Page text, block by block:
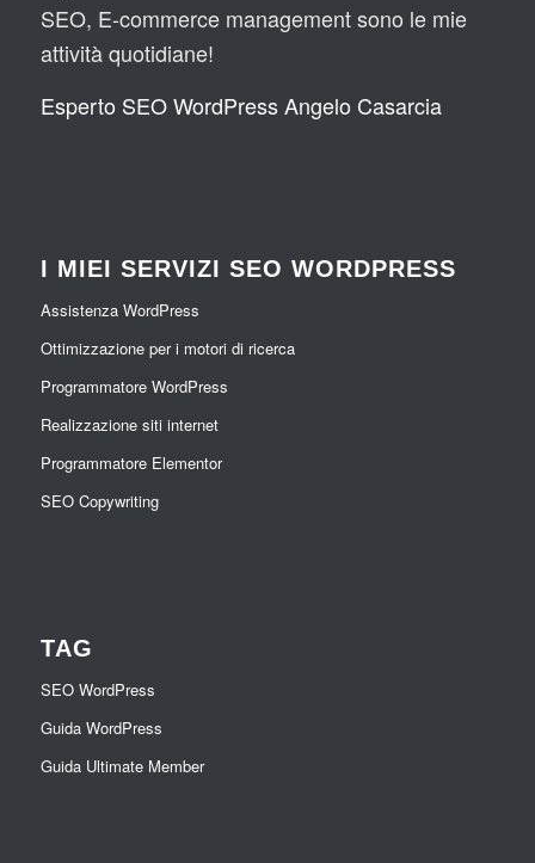
SEO, E-commerce management sono le mie
attività quotidiane!
Esperto SEO WordPress Angelo Casarcia
I MIEI SERVIZI SEO WORDPRESS
Assistenza WordPress
Ottimizzazione per i motori di ricerca
Programmatore WordPress
Realizzazione siti internet
Programmatore Elementor
SEO Copywriting
TAG
SEO WordPress
Guida WordPress
Guida Ultimate Member